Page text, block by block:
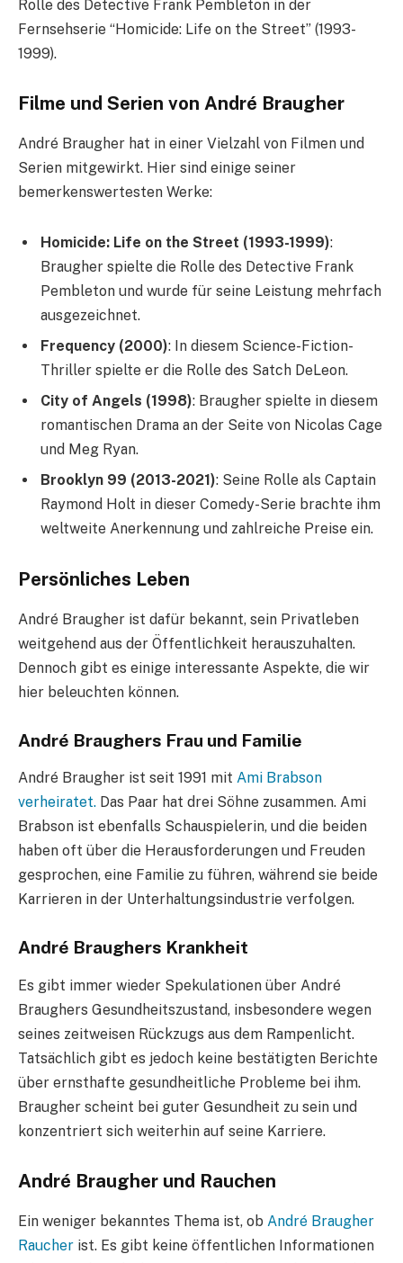
Rolle des Detective Frank Pembleton in der
Fernsehserie “Homicide: Life on the Street” (1993-
1999).
Filme und Serien von André Braugher
André Braugher hat in einer Vielzahl von Filmen und
Serien mitgewirkt. Hier sind einige seiner
bemerkenswertesten Werke:
Homicide: Life on the Street (1993-1999):
Braugher spielte die Rolle des Detective Frank
Pembleton und wurde für seine Leistung mehrfach
ausgezeichnet.
Frequency (2000): In diesem Science-Fiction-
Thriller spielte er die Rolle des Satch DeLeon.
City of Angels (1998): Braugher spielte in diesem
romantischen Drama an der Seite von Nicolas Cage
und Meg Ryan.
Brooklyn 99 (2013-2021): Seine Rolle als Captain
Raymond Holt in dieser Comedy-Serie brachte ihm
weltweite Anerkennung und zahlreiche Preise ein.
Persönliches Leben
André Braugher ist dafür bekannt, sein Privatleben
weitgehend aus der Öffentlichkeit herauszuhalten.
Dennoch gibt es einige interessante Aspekte, die wir
hier beleuchten können.
André Braughers Frau und Familie
André Braugher ist seit 1991 mit Ami Brabson
verheiratet. Das Paar hat drei Söhne zusammen. Ami
Brabson ist ebenfalls Schauspielerin, und die beiden
haben oft über die Herausforderungen und Freuden
gesprochen, eine Familie zu führen, während sie beide
Karrieren in der Unterhaltungsindustrie verfolgen.
André Braughers Krankheit
Es gibt immer wieder Spekulationen über André
Braughers Gesundheitszustand, insbesondere wegen
seines zeitweisen Rückzugs aus dem Rampenlicht.
Tatsächlich gibt es jedoch keine bestätigten Berichte
über ernsthafte gesundheitliche Probleme bei ihm.
Braugher scheint bei guter Gesundheit zu sein und
konzentriert sich weiterhin auf seine Karriere.
André Braugher und Rauchen
Ein weniger bekanntes Thema ist, ob André Braugher
Raucher ist. Es gibt keine öffentlichen Informationen